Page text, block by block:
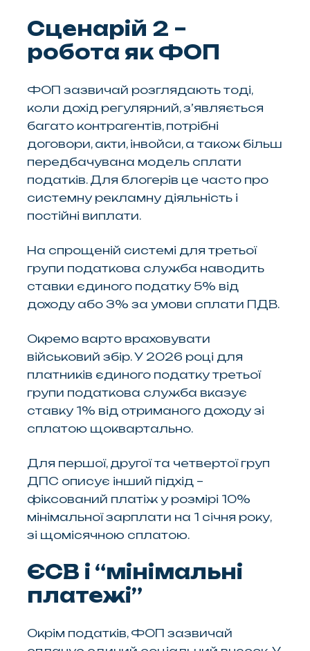
Сценарій 2 –
робота як ФОП
ФОП зазвичай розглядають тоді,
коли дохід регулярний, з’являється
багато контрагентів, потрібні
договори, акти, інвойси, а також більш
передбачувана модель сплати
податків. Для блогерів це часто про
системну рекламну діяльність і
постійні виплати.
На спрощеній системі для третьої
групи податкова служба наводить
ставки єдиного податку 5% від
доходу або 3% за умови сплати ПДВ.
Окремо варто враховувати
військовий збір. У 2026 році для
платників єдиного податку третьої
групи податкова служба вказує
ставку 1% від отриманого доходу зі
сплатою щоквартально.
Для першої, другої та четвертої груп
ДПС описує інший підхід –
фіксований платіж у розмірі 10%
мінімальної зарплати на 1 січня року,
зі щомісячною сплатою.
ЄСВ і “мінімальні
платежі”
Окрім податків, ФОП зазвичай